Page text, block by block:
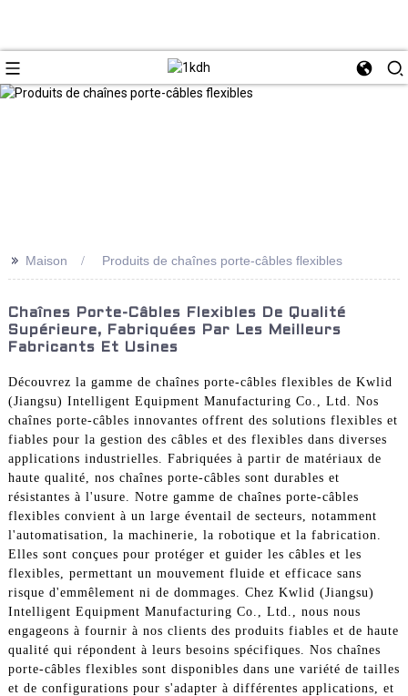
>> Maison Produits de chaînes porte-câbles flexibles
Chaînes Porte-Câbles Flexibles De Qualité
Supérieure, Fabriquées Par Les Meilleurs
Fabricants Et Usines
Découvrez la gamme de chaînes porte-câbles flexibles de Kwlid
(Jiangsu) Intelligent Equipment Manufacturing Co., Ltd. Nos
chaînes porte-câbles innovantes offrent des solutions flexibles et
fiables pour la gestion des câbles et des flexibles dans diverses
applications industrielles. Fabriquées à partir de matériaux de
haute qualité, nos chaînes porte-câbles sont durables et
résistantes à l'usure. Notre gamme de chaînes porte-câbles
flexibles convient à un large éventail de secteurs, notamment
l'automatisation, la machinerie, la robotique et la fabrication.
Elles sont conçues pour protéger et guider les câbles et les
flexibles, permettant un mouvement fluide et efficace sans
risque d'emmêlement ni de dommages. Chez Kwlid (Jiangsu)
Intelligent Equipment Manufacturing Co., Ltd., nous nous
engageons à fournir à nos clients des produits fiables et de haute
qualité qui répondent à leurs besoins spécifiques. Nos chaînes
porte-câbles flexibles sont disponibles dans une variété de tailles
et de configurations pour s'adapter à différentes applications, et